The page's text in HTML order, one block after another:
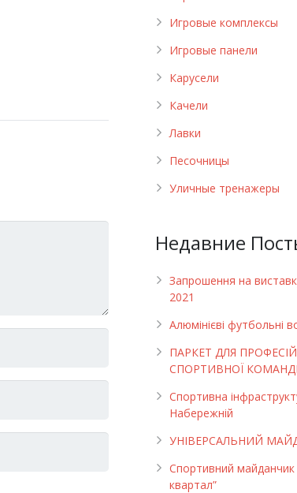
Игровые комплексы
Игровые панели
Карусели
Качели
Лавки
Песочницы
Уличные тренажеры
Недавние
Запрошення на
2021
Алюмінієві футбольні
ПАРКЕТ ДЛЯ
СПОРТИВНОЇ
Спортивна
Набережній
УНІВЕРСАЛЬНИЙ
Cпортивний
квартал”